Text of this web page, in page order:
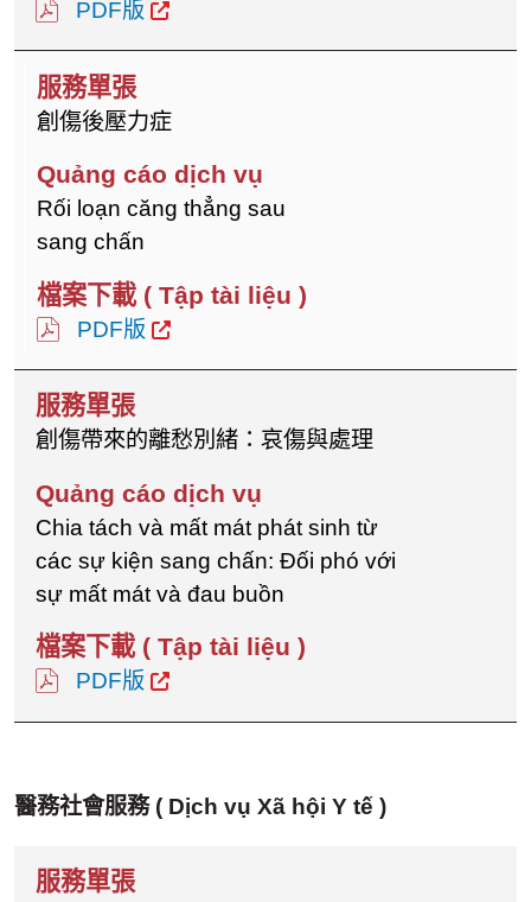
PDF版
創傷後壓力症
Rối loạn căng thẳng sau
sang chấn
PDF版
創傷帶來的離愁別緒：哀傷與處理
Chia tách và mất mát phát sinh từ
các sự kiện sang chấn: Đối phó với
sự mất mát và đau buồn
PDF版
醫務社會服務 ( Dịch vụ Xã hội Y tế )